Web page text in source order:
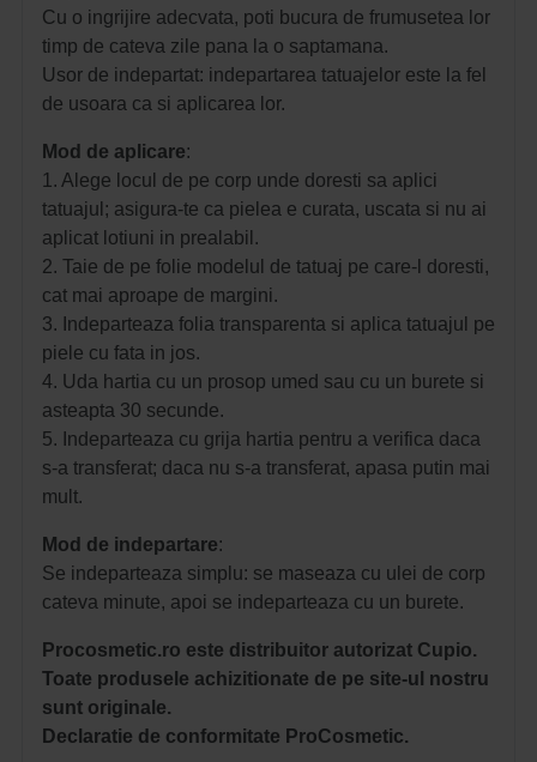
Cu o ingrijire adecvata, poti bucura de frumusetea lor
timp de cateva zile pana la o saptamana.
Usor de indepartat: indepartarea tatuajelor este la fel
de usoara ca si aplicarea lor.
Mod de aplicare:
1. Alege locul de pe corp unde doresti sa aplici
tatuajul; asigura-te ca pielea e curata, uscata si nu ai
aplicat lotiuni in prealabil.
2. Taie de pe folie modelul de tatuaj pe care-l doresti,
cat mai aproape de margini.
3. Indeparteaza folia transparenta si aplica tatuajul pe
piele cu fata in jos.
4. Uda hartia cu un prosop umed sau cu un burete si
asteapta 30 secunde.
5. Indeparteaza cu grija hartia pentru a verifica daca
s-a transferat; daca nu s-a transferat, apasa putin mai
mult.
Mod de indepartare:
Se indeparteaza simplu: se maseaza cu ulei de corp
cateva minute, apoi se indeparteaza cu un burete.
Procosmetic.ro este distribuitor autorizat Cupio.
Toate produsele achizitionate de pe site-ul nostru
sunt originale.
Declaratie de conformitate ProCosmetic.